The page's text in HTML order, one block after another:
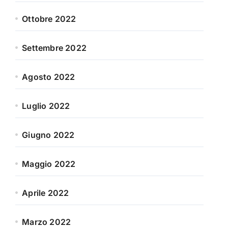
Ottobre 2022
Settembre 2022
Agosto 2022
Luglio 2022
Giugno 2022
Maggio 2022
Aprile 2022
Marzo 2022